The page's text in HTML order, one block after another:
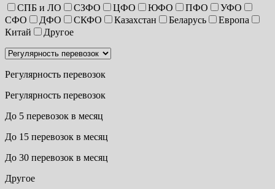
СПБ и ЛО СЗФО ЦФО ЮФО ПФО
УФО
СФО
ДФО СКФО Казахстан Беларусь
Европа
Китай
Другое
Регулярность перевозок
Регулярность перевозок
До 5 перевозок в месяц
До 15 перевозок в месяц
До 30 перевозок в месяц
Другое